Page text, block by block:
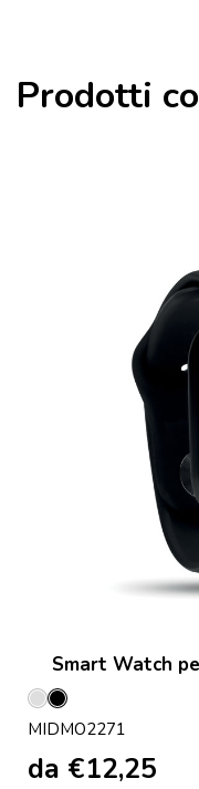
Prodotti
Smart Watch
Argento
Nero
MIDMO2271
da €12,25